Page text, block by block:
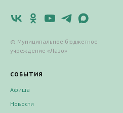
© Муниципальное бюджетное
учреждение «Лазо»
СОБЫТИЯ
Афиша
Новости